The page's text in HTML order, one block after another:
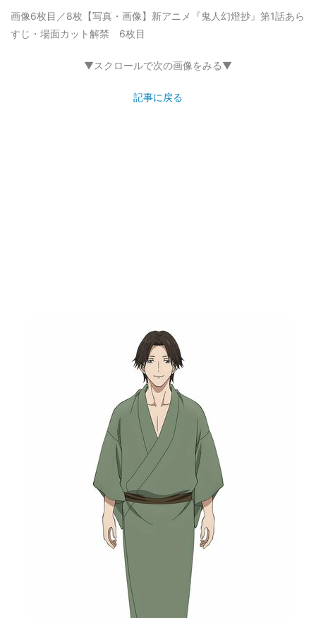
画像6枚目／8枚 【写真・画像】新アニメ『鬼人幻燈抄』第1話あら
すじ・場面カット解禁 6枚目
▼スクロールで次の画像をみる▼
記事に戻る